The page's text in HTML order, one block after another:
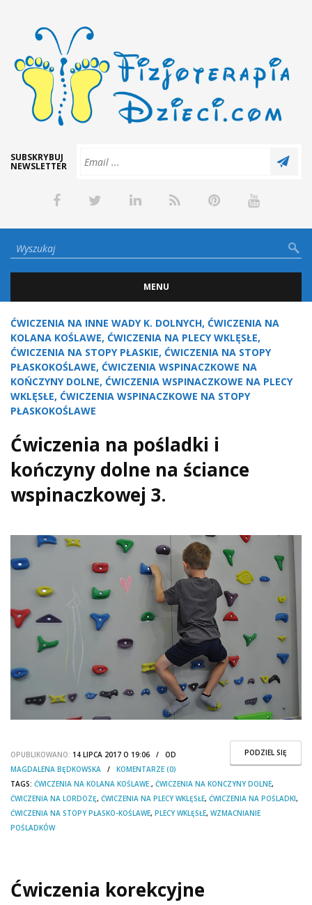
SUBSKRYBUJ
NEWSLETTER
MENU
ĆWICZENIA NA INNE WADY K. DOLNYCH, ĆWICZENIA NA
KOLANA KOŚLAWE, ĆWICZENIA NA PLECY WKLĘSŁE,
ĆWICZENIA NA STOPY PŁASKIE, ĆWICZENIA NA STOPY
PŁASKOKOŚLAWE, ĆWICZENIA WSPINACZKOWE NA
KOŃCZYNY DOLNE, ĆWICZENIA WSPINACZKOWE NA PLECY
WKLĘSŁE, ĆWICZENIA WSPINACZKOWE NA STOPY
PŁASKOKOŚLAWE
Ćwiczenia na pośladki i
kończyny dolne na ściance
wspinaczkowej 3.
PODZIEL SIĘ
OPUBLIKOWANO: 14 LIPCA 2017 O 19:06 / OD
MAGDALENA BĘDKOWSKA / KOMENTARZE (0)
TAGS: ĆWICZENIA NA KOLANA KOŚLAWE. , ĆWICZENIA NA KONCZYNY DOLNE,
ĆWICZENIA NA LORDOZĘ, ĆWICZENIA NA PLECY WKLĘSŁE, ĆWICZENIA NA POŚLADKI,
ĆWICZENIA NA STOPY PŁASKO-KOŚLAWE, PLECY WKLĘSŁE, WZMACNIANIE
POŚLADKÓW
Ćwiczenia korekcyjne